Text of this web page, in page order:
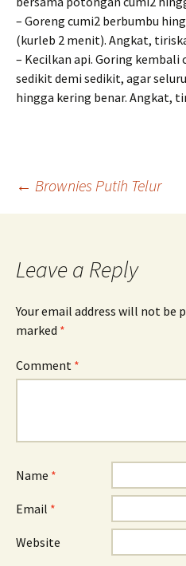
– Goreng cumi2 berbumbu
(kurleb 2 menit). Angkat,
– Kecilkan api. Goring
sedikit demi sedikit, agar
hingga kering benar. Angkat,
Post
← Brownies Putih Telur
Leave a Reply
Your email address will not be
marked *
Comment *
Name *
Email *
Website